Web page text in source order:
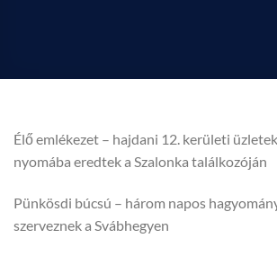
Élő emlékezet – hajdani 12. kerületi
nyomába eredtek a Szalonka találkozóján
Pünkösdi búcsú – három napos
szerveznek a Svábhegyen